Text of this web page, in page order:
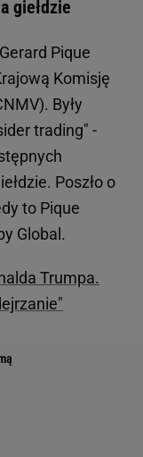
giełdzie
Pique
Komisję
Były
trading" -
Poszło o
to Pique
Global.
Trumpa.